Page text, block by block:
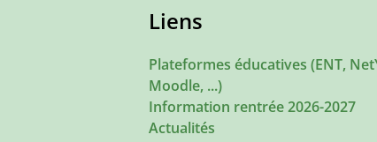
Liens
Plateformes éducatives (ENT,
Moodle, ...)
Information rentrée 2026-2027
Actualités